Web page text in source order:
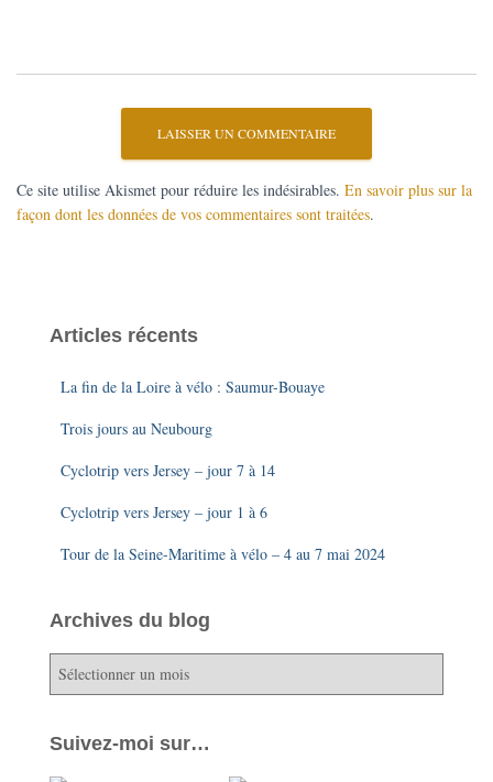
Ce site utilise Akismet pour réduire les indésirables. En savoir plus sur la
façon dont les données de vos commentaires sont traitées.
Articles récents
La fin de la Loire à vélo : Saumur-Bouaye
Trois jours au Neubourg
Cyclotrip vers Jersey – jour 7 à 14
Cyclotrip vers Jersey – jour 1 à 6
Tour de la Seine-Maritime à vélo – 4 au 7 mai 2024
Archives du blog
h
Suivez-moi sur…